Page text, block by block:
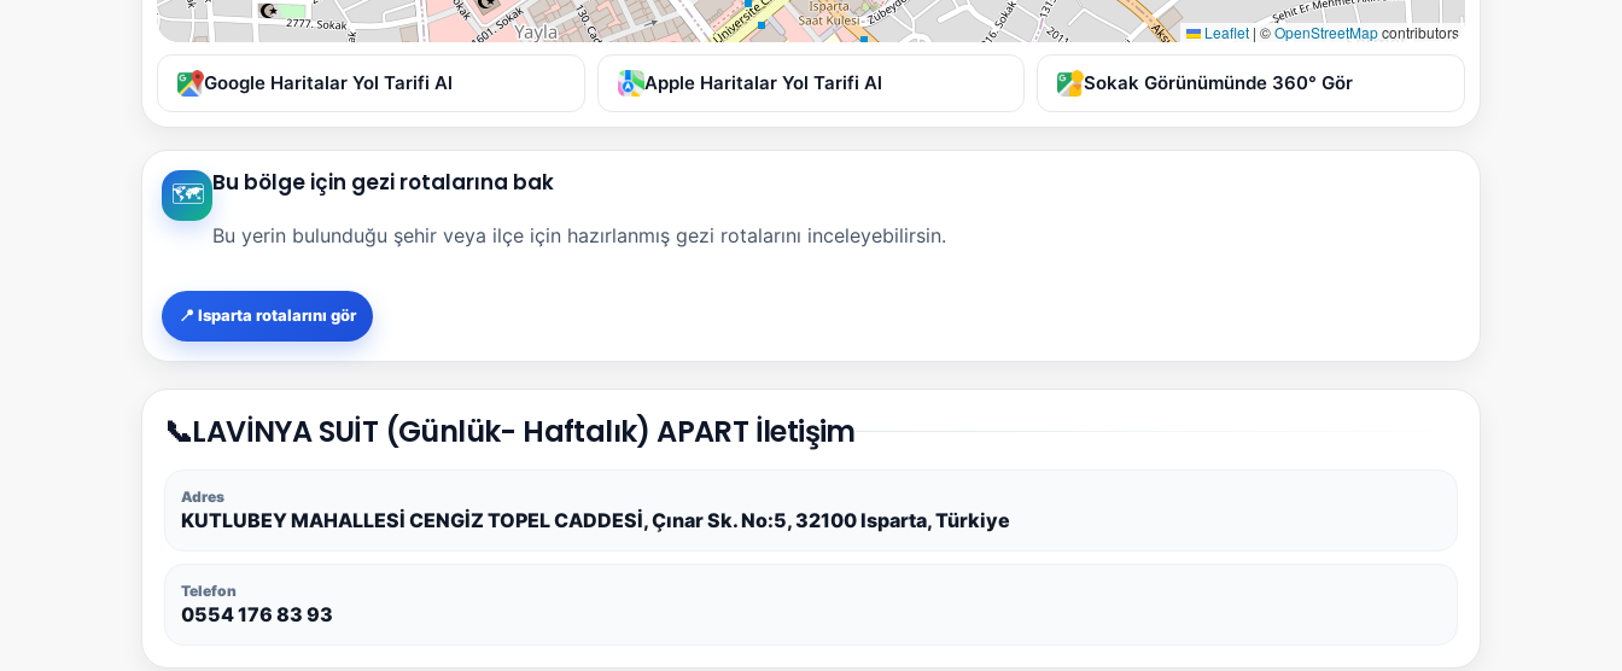
Leaflet | ©OpenStreetMapcontributors
Google Haritalar Yol Tarifi Al Apple Haritalar Yol Tarifi Al Sokak Görünümünde 360° Gör
🗺️ Bu bölge için gezi rotalarına bak
Bu yerin bulunduğu şehir veya ilçe için hazırlanmış gezi rotalarını inceleyebilirsin.
📍 Isparta rotalarını gör
📞LAVİNYA SUİT (Günlük- Haftalık) APART İletişim
Adres
KUTLUBEY MAHALLESİ CENGİZ TOPEL CADDESİ, Çınar Sk. No:5, 32100 Isparta, Türkiye
Telefon
0554 176 83 93